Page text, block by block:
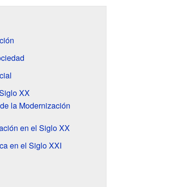
XX
la Modernización
en el Siglo XX
en el Siglo XXI